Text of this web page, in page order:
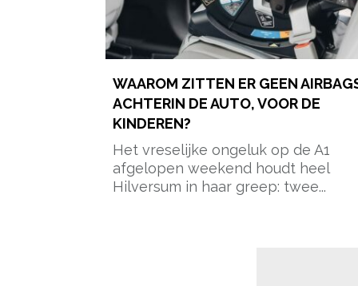
WAAROM ZITTEN ER GEEN
ACHTERIN DE AUTO, VOOR DE
KINDEREN?
Het vreselijke ongeluk op de A1
afgelopen weekend houdt heel
Hilversum in haar greep: twee...